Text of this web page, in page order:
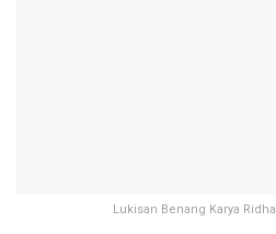
Lukisan Benang Karya